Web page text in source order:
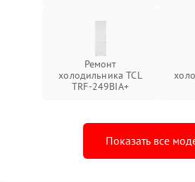
Ремонт
холодильника TCL
TRF-249BIA+
Показать все